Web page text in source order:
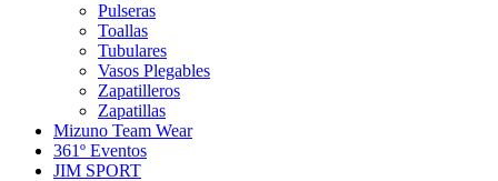
Pulseras
Toallas
Tubulares
Vasos Plegables
Zapatilleros
Zapatillas
Mizuno Team Wear
361º Eventos
JIM SPORT